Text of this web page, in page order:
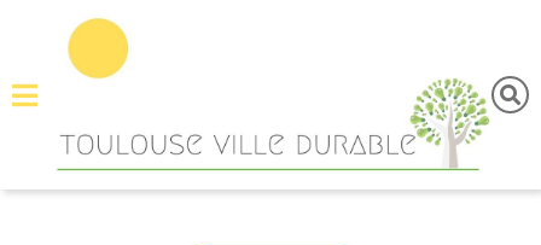
Menu
principal
Accueil